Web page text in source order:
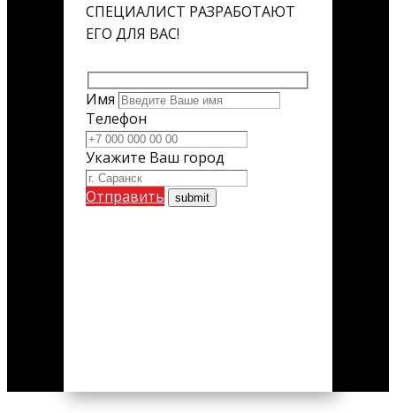
СПЕЦИАЛИСТ РАЗРАБОТАЮТ
ЕГО ДЛЯ ВАС!
Имя
Телефон
Укажите Ваш город
Отправить